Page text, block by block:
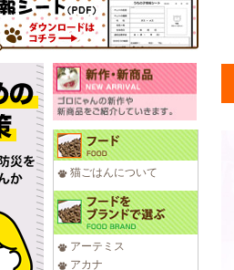
猫ごはんについて
アーテミス
アカナ